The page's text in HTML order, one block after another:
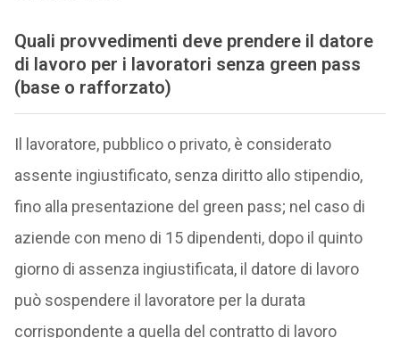
Quali provvedimenti deve prendere il datore
di lavoro per i lavoratori senza green pass
(base o rafforzato)
Il lavoratore, pubblico o privato, è considerato
assente ingiustificato, senza diritto allo stipendio,
fino alla presentazione del green pass; nel caso di
aziende con meno di 15 dipendenti, dopo il quinto
giorno di assenza ingiustificata, il datore di lavoro
può sospendere il lavoratore per la durata
corrispondente a quella del contratto di lavoro